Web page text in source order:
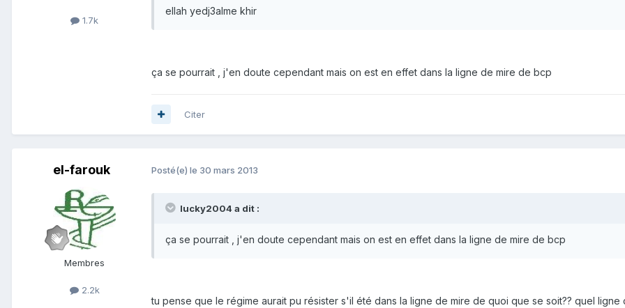
1.7k
ellah yedj3alme khir
ça se pourrait , j'en doute cependant mais on est en effet dans la ligne de mire de bcp
Citer
el-farouk
Membres
2.2k
Posté(e) le 30 mars 2013
lucky2004 a dit :
ça se pourrait , j'en doute cependant mais on est en effet dans la ligne de mire de bcp
tu pense que le régime aurait pu résister s'il été dans la ligne de mire de quoi que se soit?? quel